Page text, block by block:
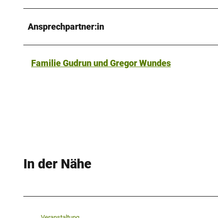
Ansprechpartner:in
Familie Gudrun und Gregor Wundes
In der Nähe